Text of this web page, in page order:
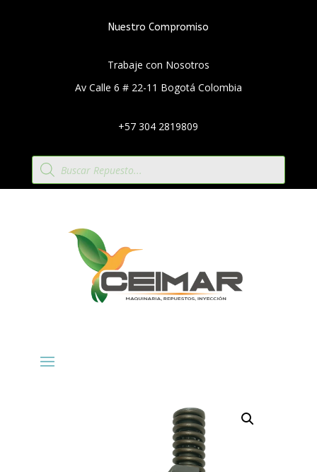
Nuestro Compromiso
Trabaje con Nosotros
Av Calle 6 # 22-11 Bogotá Colombia
+57 304 2819809
Búsqueda
de
productos